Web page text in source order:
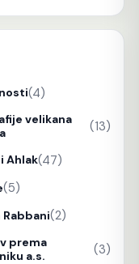
(4)
velikana
(13)
Ahlak(47)
(5)
(2)
prema
a.s.
(3)